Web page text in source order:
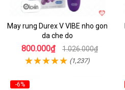
May rung Durex V VIBE nho gon
da che do
800.000₫ 1.026.000₫
(1,237)
-6%